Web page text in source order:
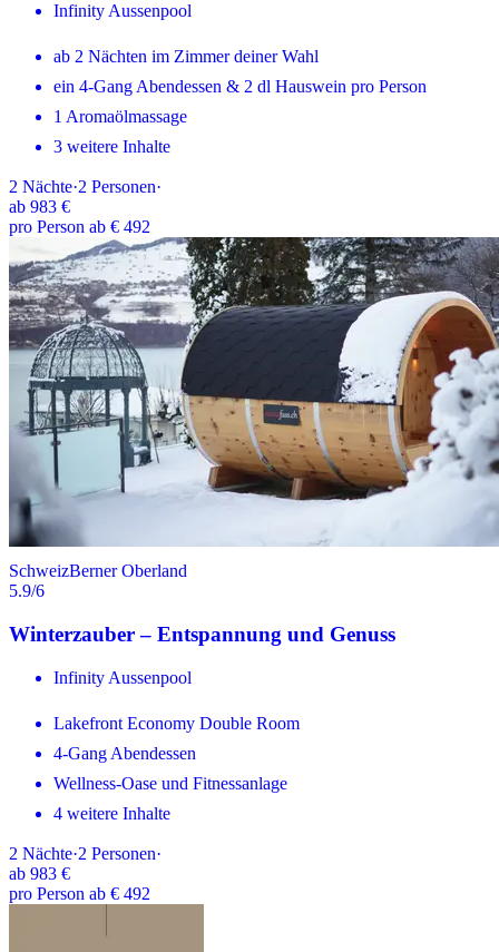
Infinity Aussenpool
ab 2 Nächten im Zimmer deiner Wahl
ein 4-Gang Abendessen & 2 dl Hauswein pro Person
1 Aromaölmassage
3 weitere Inhalte
2 Nächte·2 Personen·
ab 983 €
pro Person ab € 492
SchweizBerner Oberland
5.9/6
Winterzauber – Entspannung und Genuss
Infinity Aussenpool
Lakefront Economy Double Room
4-Gang Abendessen
Wellness-Oase und Fitnessanlage
4 weitere Inhalte
2 Nächte·2 Personen·
ab 983 €
pro Person ab € 492